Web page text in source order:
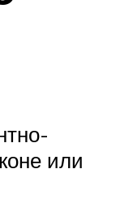
или